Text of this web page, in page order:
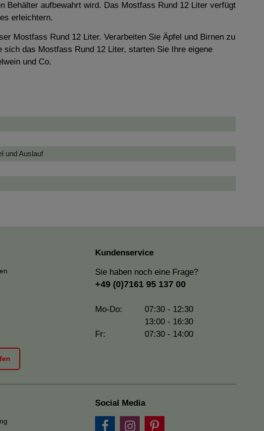
Behälter aufbewahrt wird. Das Mostfass Rund 12 Liter verfügt
erleichtern.
Mostfass Rund 12 Liter. Verarbeiten Sie Äpfel und Birnen zu
das Mostfass Rund 12 Liter, starten Sie Ihre eigene
und Co.
und Auslauf
Kundenservice
Sie haben noch eine Frage?
+49 (0)7161 95 137 00
Mo-Do:
07:30 - 12:30
13:00 - 16:30
Fr:
07:30 - 14:00
Social Media